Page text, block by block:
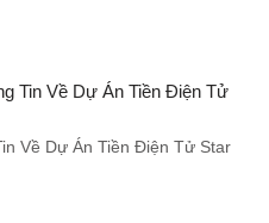
Về Dự Án Tiền Điện Tử Star